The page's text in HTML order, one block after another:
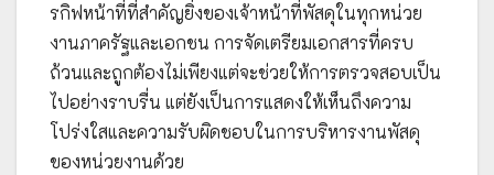
รกิฟหน้าที่ที่สำคัญยิ่งของเจ้าหน้าที่พัสดุในทุกหน่วย
งานภาครัฐและเอกชน การจัดเตรียมเอกสารที่ครบ
ถ้วนและถูกต้องไม่เพียงแต่จะช่วยให้การตรวจสอบเป็น
ไปอย่างราบรื่น แต่ยังเป็นการแสดงให้เห็นถึงความ
โปร่งใสและความรับผิดชอบในการบริหารงานพัสดุ
ของหน่วยงานด้วย